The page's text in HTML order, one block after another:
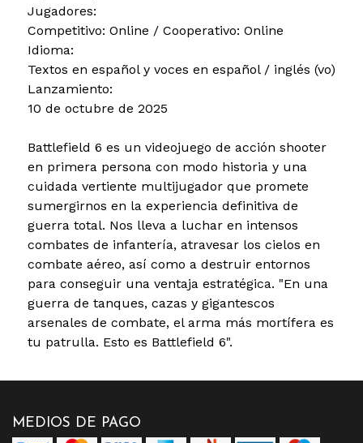
Jugadores:
Competitivo: Online / Cooperativo: Online
Idioma:
Textos en español y voces en español / inglés (vo)
Lanzamiento:
10 de octubre de 2025
Battlefield 6 es un videojuego de acción shooter
en primera persona con modo historia y una
cuidada vertiente multijugador que promete
sumergirnos en la experiencia definitiva de
guerra total. Nos lleva a luchar en intensos
combates de infantería, atravesar los cielos en
combate aéreo, así como a destruir entornos
para conseguir una ventaja estratégica. "En una
guerra de tanques, cazas y gigantescos
arsenales de combate, el arma más mortífera es
tu patrulla. Esto es Battlefield 6".
MEDIOS DE PAGO